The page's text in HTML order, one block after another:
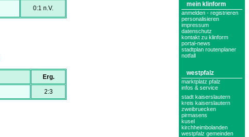
0:1 n.V.
Erg.
2:3
mein klinform
anmelden - registrieren
personalisieren
impressum
datenschutz
kontakt zu klinform
portal-news
stadtplan routenplaner
notfall
westpfalz
marktplatz pfalz
infos & service
stadt kaiserslautern
kreis kaiserslautern
zweibruecken
pirmasens
kusel
kirchheimbolanden
westpfalz gemeinden